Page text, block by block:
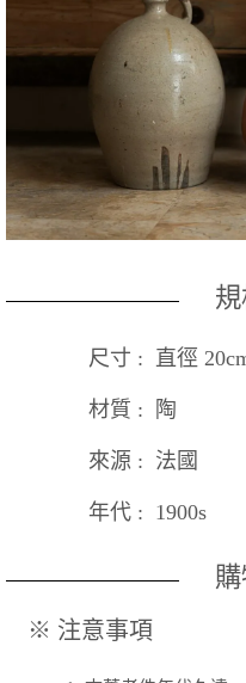
尺寸 : 直徑
材質 : 陶
來源 : 法國
年代 : 1900s
※ 注意事項